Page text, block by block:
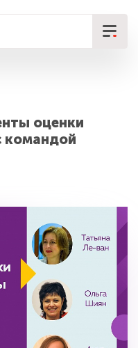
оценки
командой